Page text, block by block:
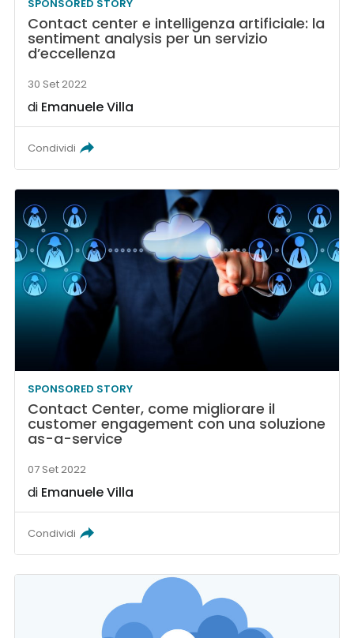
SPONSORED STORY
Contact center e intelligenza artificiale: la
sentiment analysis per un servizio
d’eccellenza
30 Set 2022
di Emanuele Villa
Condividi
SPONSORED STORY
Contact Center, come migliorare il
customer engagement con una soluzione
as-a-service
07 Set 2022
di Emanuele Villa
Condividi